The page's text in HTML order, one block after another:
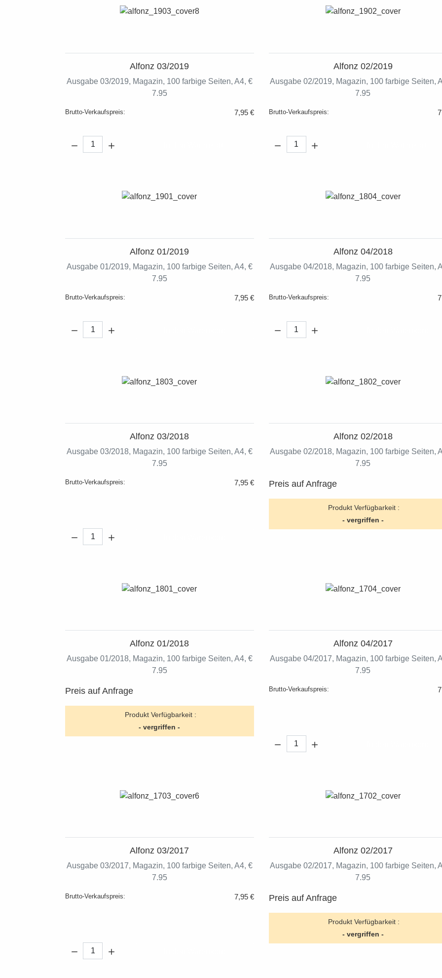
Alfonz 03/2019
Ausgabe 03/2019, Magazin, 100 farbige Seiten, A4, €
7.95
Brutto-Verkaufspreis: 7,95 €
Alfonz 02/2019
Ausgabe 02/2019, Magazin, 100 farbige Seiten,
7.95
Brutto-Verkaufspreis:
Alfonz 01/2019
Ausgabe 01/2019, Magazin, 100 farbige Seiten, A4, €
7.95
Brutto-Verkaufspreis: 7,95 €
Alfonz 04/2018
Ausgabe 04/2018, Magazin, 100 farbige Seiten,
7.95
Brutto-Verkaufspreis:
Alfonz 03/2018
Ausgabe 03/2018, Magazin, 100 farbige Seiten, A4, €
7.95
Brutto-Verkaufspreis: 7,95 €
Alfonz 02/2018
Ausgabe 02/2018, Magazin, 100 farbige Seiten,
7.95
Preis auf Anfrage
Produkt Verfügbarkeit :
- vergriffen -
Alfonz 01/2018
Ausgabe 01/2018, Magazin, 100 farbige Seiten, A4, €
7.95
Preis auf Anfrage
Produkt Verfügbarkeit :
- vergriffen -
Alfonz 04/2017
Ausgabe 04/2017, Magazin, 100 farbige Seiten,
7.95
Brutto-Verkaufspreis:
Alfonz 03/2017
Ausgabe 03/2017, Magazin, 100 farbige Seiten, A4, €
7.95
Brutto-Verkaufspreis: 7,95 €
Alfonz 02/2017
Ausgabe 02/2017, Magazin, 100 farbige Seiten,
7.95
Preis auf Anfrage
Produkt Verfügbarkeit :
- vergriffen -